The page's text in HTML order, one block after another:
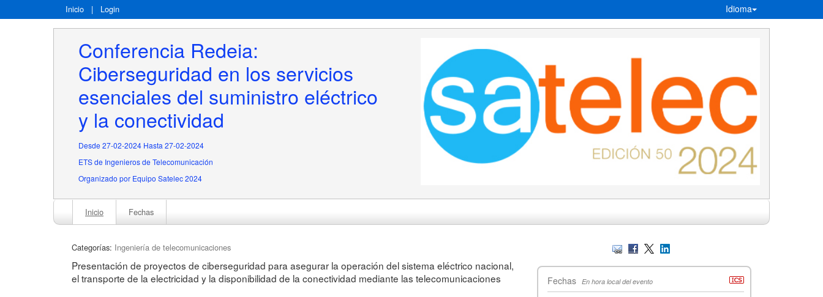
Inicio | Login Idioma
Conferencia Redeia:
Ciberseguridad en los servicios
esenciales del suministro eléctrico
y la conectividad
Desde 27-02-2024 Hasta 27-02-2024
ETS de Ingenieros de Telecomunicación
Organizado por Equipo Satelec 2024
Inicio Fechas
Categorías: Ingeniería de telecomunicaciones
Presentación de proyectos de ciberseguridad para asegurar la operación del sistema eléctrico nacional,
el transporte de la electricidad y la disponibilidad de la conectividad mediante las telecomunicaciones
Fechas En hora local del evento